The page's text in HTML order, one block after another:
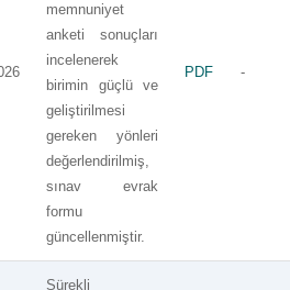
memnuniyet
anketi sonuçları
incelenerek
birimin güçlü ve
geliştirilmesi
gereken yönleri
değerlendirilmiş,
sınav evrak
formu
güncellenmiştir.
PDF -
Sürekli